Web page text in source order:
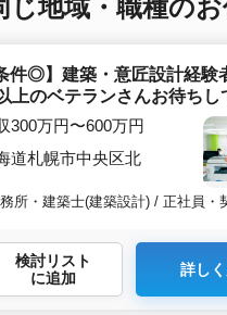
じ地域・職種の
件◎】建築・意匠設計経験
上のベテランさんお待ちし
300万円〜600万円
道札幌市中央区北
所・建築士(建築設計) / 正社員・
検討リスト
に追加
詳し